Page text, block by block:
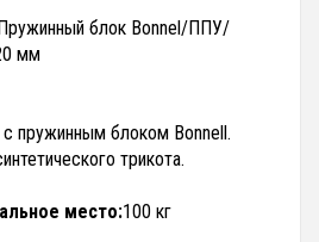
Пружинный блок Bonnel/ППУ/
мм
с пружинным блоком Bonnell.
трикота.
место:100 кг